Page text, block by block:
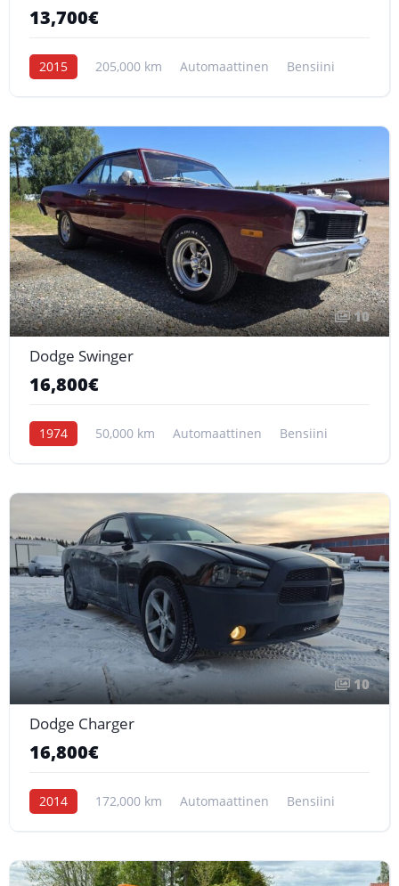
13,700€
2015 205,000 km Automaattinen Bensiini
10
Dodge Swinger
16,800€
1974 50,000 km Automaattinen Bensiini
10
Dodge Charger
16,800€
2014 172,000 km Automaattinen Bensiini